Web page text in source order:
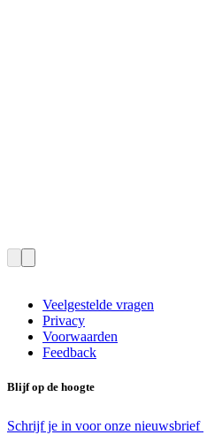
Veelgestelde vragen
Privacy
Voorwaarden
Feedback
Blijf op de hoogte
Schrijf je in voor onze nieuwsbrief